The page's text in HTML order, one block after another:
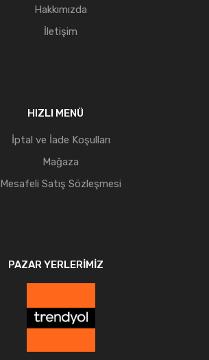
Hakkımızda
İletişim
HIZLI MENÜ
İptal ve İade Koşulları
Mağaza
Mesafeli Satış Sözleşmesi
PAZAR YERLERIMIZ